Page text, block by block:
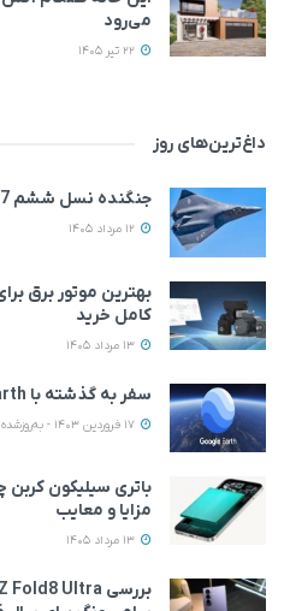
می‌رود
داغ‌ترین‌های روز
جنگنده نسل ششم F-47 در مسیر نخستین پرواز
بهترین موتور برق
کامل خرید
سفر به گذشته با Google Earth
باتری سیلیکون
مزایا و معایب